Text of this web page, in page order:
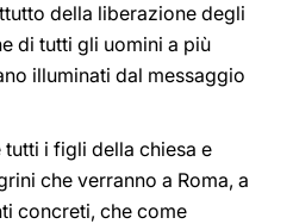
della liberazione degli
di tutti gli uomini a più
illuminati dal messaggio
i figli della chiesa e
che verranno a Roma, a
concreti, che come